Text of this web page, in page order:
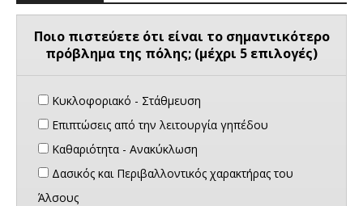
Ποιο πιστεύετε ότι είναι το σημαντικότερο
πρόβλημα της πόλης; (μέχρι 5 επιλογές)
Κυκλοφοριακό - Στάθμευση
Επιπτώσεις από την λειτουργία γηπέδου
Καθαριότητα - Ανακύκλωση
Δασικός και Περιβαλλοντικός χαρακτήρας του
Άλσους